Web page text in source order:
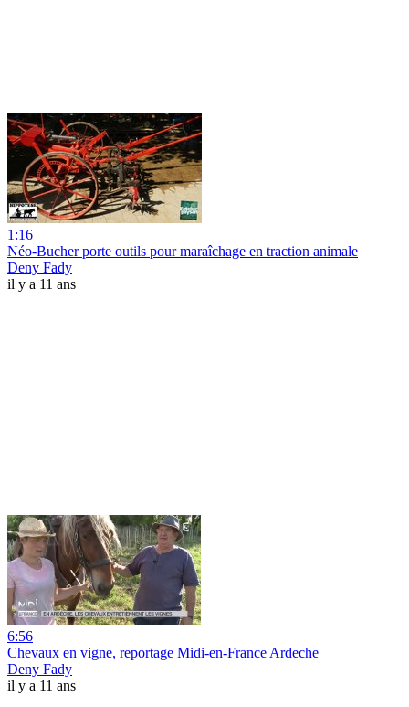
1:16
Néo-Bucher porte outils pour maraîchage en traction animale
Deny Fady
il y a 11 ans
6:56
Chevaux en vigne, reportage Midi-en-France Ardeche
Deny Fady
il y a 11 ans